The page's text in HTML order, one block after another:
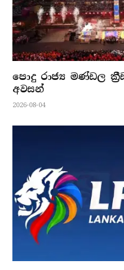
පොදු රාජ්‍ය මණ්ඩල
අවසන්
2026-08-04